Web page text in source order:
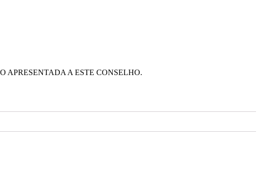
APRESENTADA A ESTE CONSELHO.